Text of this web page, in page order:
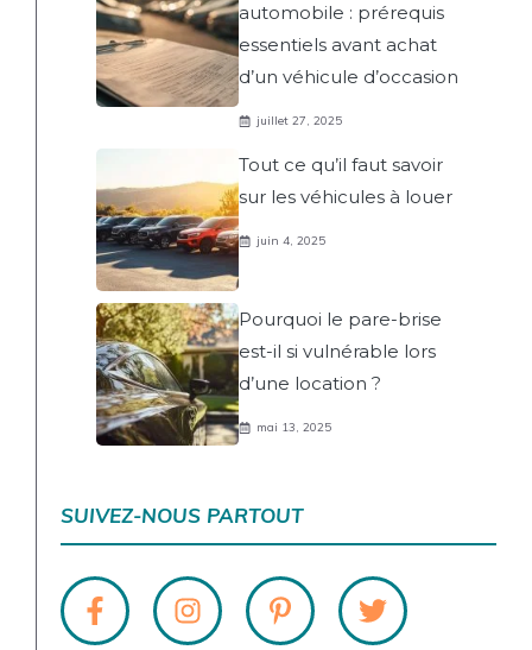
automobile : prérequis
essentiels avant achat
d’un véhicule d’occasion
juillet 27, 2025
Tout ce qu’il faut savoir
sur les véhicules à louer
juin 4, 2025
Pourquoi le pare-brise
est-il si vulnérable lors
d’une location ?
mai 13, 2025
SUIVEZ-NOUS PARTOUT